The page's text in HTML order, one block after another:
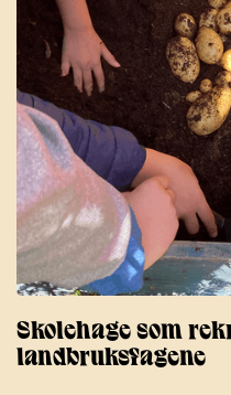
Skolehage som
landbruksfagene